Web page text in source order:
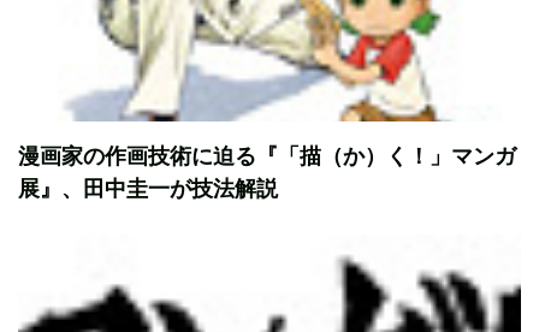
漫画家の作画技術に迫る『「描（か）く！」マンガ
展』、田中圭一が技法解説